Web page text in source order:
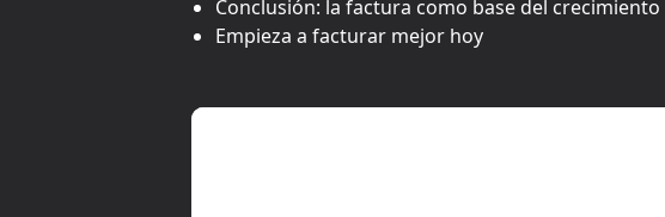
Conclusión: la factura como base del
Empieza a facturar mejor hoy